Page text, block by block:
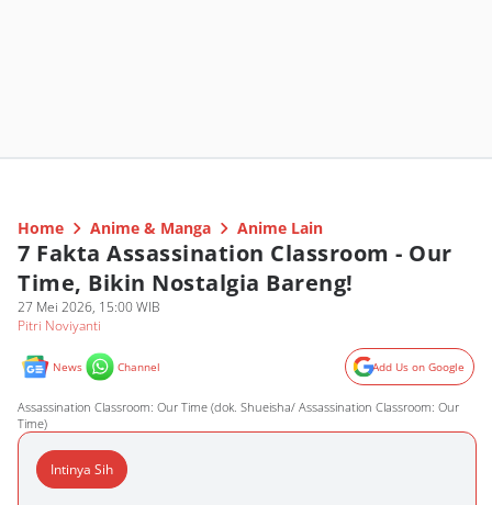
Home Anime & Manga Anime Lain
7 Fakta Assassination Classroom - Our
Time, Bikin Nostalgia Bareng!
27 Mei 2026, 15:00 WIB
Pitri Noviyanti
News Channel Add Us on Google
Assassination Classroom: Our Time (dok. Shueisha/ Assassination Classroom: Our
Time)
Intinya Sih